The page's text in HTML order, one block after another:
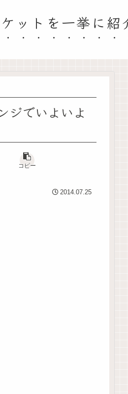
ットを一挙に紹
ジでいよいよ
コピー
2014.07.25